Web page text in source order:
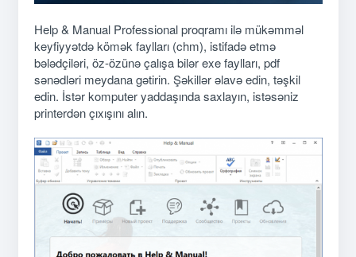
Help & Manual Professional proqramı ilə mükəmməl
keyfiyyətdə kömək faylları (chm), istifadə etmə
bələdçiləri, öz-özünə çalışa bilər exe faylları, pdf
sənədləri meydana gətirin. Şəkillər əlavə edin, təşkil
edin. İstər komputer yaddaşında saxlayın, istəsəniz
printerdən çıxışını alın.